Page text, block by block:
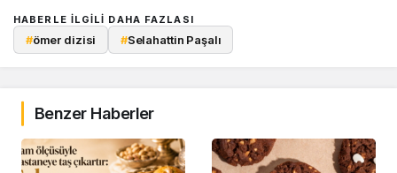
HABERLE ILGILI DAHA FAZLASI
#ömer dizisi #Selahattin Paşalı
Benzer Haberler